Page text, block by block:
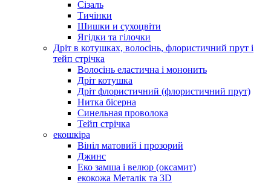
Сізаль
Тичінки
Шишки и сухоцвіти
Ягідки та гілочки
Дріт в котушках, волосінь, флористичний прут і
тейп стрічка
Волосінь еластична і мононить
Дріт котушка
Дріт флористичний (флористичний прут)
Нитка бісерна
Синельная проволока
Тейп стрічка
екошкіра
Вініл матовий і прозорий
Джинс
Еко замша і велюр (оксамит)
екокожа Металік та 3D